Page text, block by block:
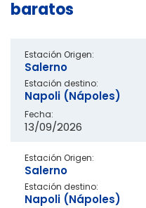
baratos
Estación Origen:
Salerno
Estación destino:
Napoli (Nápoles)
Fecha:
13/09/2026
Estación Origen:
Salerno
Estación destino:
Napoli (Nápoles)